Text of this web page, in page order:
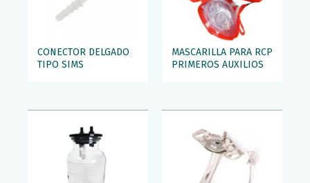
CONECTOR DELGADO
TIPO SIMS
MASCARILLA PARA RCP
PRIMEROS AUXILIOS